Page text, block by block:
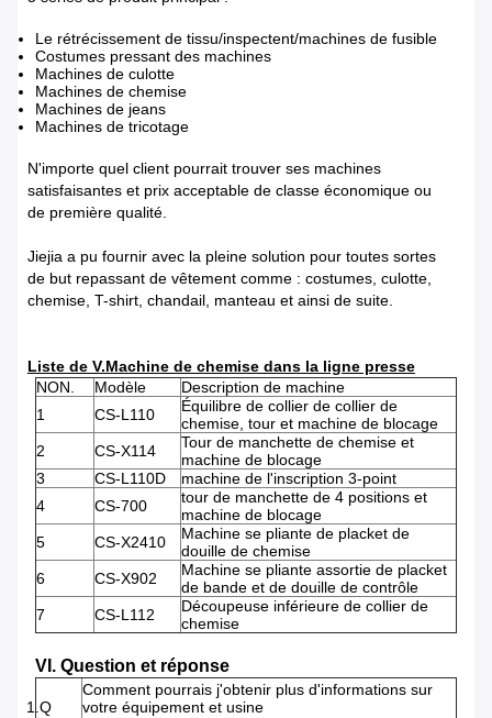
Le rétrécissement de tissu/inspectent/machines de fusible
Costumes pressant des machines
Machines de culotte
Machines de chemise
Machines de jeans
Machines de tricotage
N'importe quel client pourrait trouver ses machines
satisfaisantes et prix acceptable de classe économique ou
de première qualité.
Jiejia a pu fournir avec la pleine solution pour toutes sortes
de but repassant de vêtement comme : costumes, culotte,
chemise, T-shirt, chandail, manteau et ainsi de suite.
Liste de V.Machine de chemise dans la ligne presse
NON.
Modèle
Description de machine
1
CS-L110
Équilibre de collier de collier de
chemise, tour et machine de blocage
2
CS-X114
Tour de manchette de chemise et
machine de blocage
3
CS-L110D
machine de l'inscription 3-point
4
CS-700
tour de manchette de 4 positions et
machine de blocage
5
CS-X2410
Machine se pliante de placket de
douille de chemise
6
CS-X902
Machine se pliante assortie de placket
de bande et de douille de contrôle
7
CS-L112
Découpeuse inférieure de collier de
chemise
VI. Question et réponse
1.Q
Comment pourrais j'obtenir plus d'informations sur
votre équipement et usine